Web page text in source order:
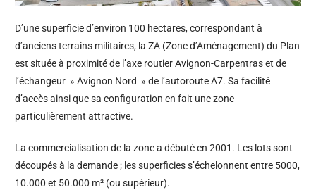
D’une superficie d’environ 100 hectares, correspondant à
d’anciens terrains militaires, la ZA (Zone d’Aménagement) du Plan
est située à proximité de l’axe routier Avignon-Carpentras et de
l’échangeur » Avignon Nord » de l’autoroute A7. Sa facilité
d’accès ainsi que sa configuration en fait une zone
particulièrement attractive.
La commercialisation de la zone a débuté en 2001. Les lots sont
découpés à la demande ; les superficies s’échelonnent entre 5000,
10.000 et 50.000 m² (ou supérieur).